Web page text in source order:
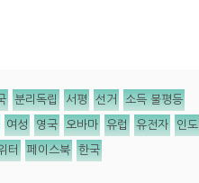
분리독립 서평 선거 소득 불평등
여성 영국 오바마 유럽 유전자 인도
터 페이스북 한국